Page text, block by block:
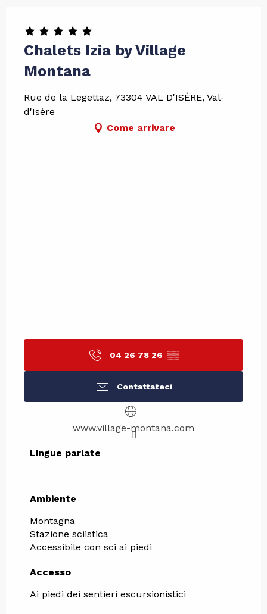
Chalets Izia by Village
Montana
Rue de la Legettaz, 73304 VAL D'ISÈRE, Val-
d'Isère
Come arrivare
04 26 78 26 ▒▒
Contattateci
www.village-montana.com
Lingue parlate
Lingue parlate
Ambiente
Ambiente
Montagna
Stazione sciistica
Accessibile con sci ai piedi
Accesso
Accesso
Ai piedi dei sentieri escursionistici